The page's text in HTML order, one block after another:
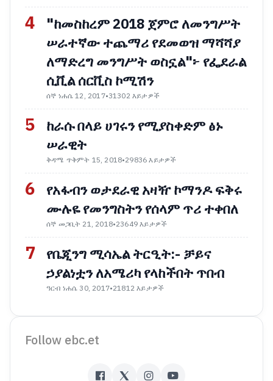
4
"ከመስከረም 2018 ጀምሮ ለመንግሥት
ሠራተኛው ተጨማሪ የደመወዝ ማሻሻያ
ለማድረግ መንግሥት ወስኗል"፦ የፌደራል
ሲቪል ሰርቪስ ኮሚሽን
ሰኞ ነሐሴ 12, 2017•31302 እይታዎች
5
ከራሱ በላይ ሀገሩን የሚያስቀድም ፅኑ
ሠራዊት
ቅዳሜ ጥቅምት 15, 2018•29836 እይታዎች
6
የአፋብን ወታደራዊ አዛዥ ኮማንዶ ፍቅሩ
ሙሉዬ የመንግስትን የሰላም ጥሪ ተቀበለ
ሰኞ መጋቢት 21, 2018•23649 እይታዎች
7
የቤጂንግ ሚሳኤል ትርዒት:- ቻይና
ኃያልነቷን ለአሜሪካ የላከችበት ጥበብ
ዓርብ ነሐሴ 30, 2017•21812 እይታዎች
Follow ebc.et